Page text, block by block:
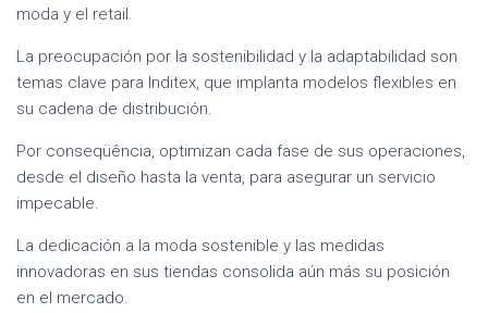
moda y el retail.
La preocupación por la sostenibilidad y la adaptabilidad son
temas clave para Inditex, que implanta modelos flexibles en
su cadena de distribución.
Por conseqüência, optimizan cada fase de sus operaciones,
desde el diseño hasta la venta, para asegurar un servicio
impecable.
La dedicación a la moda sostenible y las medidas
innovadoras en sus tiendas consolida aún más su posición
en el mercado.